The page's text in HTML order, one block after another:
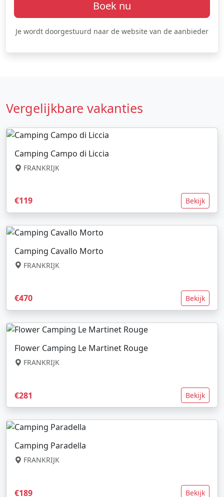
Boek nu
Je wordt doorgestuurd naar de website van de aanbieder
Vergelijkbare vakanties
Camping Campo di Liccia
FRANKRIJK
€119 Bekijk
Camping Cavallo Morto
FRANKRIJK
€470 Bekijk
Flower Camping Le Martinet Rouge
FRANKRIJK
€281 Bekijk
Camping Paradella
FRANKRIJK
€189 Bekijk